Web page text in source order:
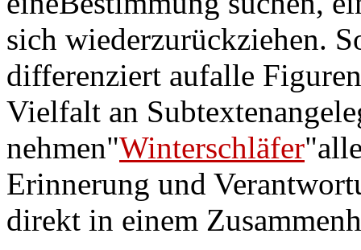
sich wiederzurückziehen.
differenziert aufalle
Vielfalt an
nehmen"Winterschläfer
Erinnerung und
direkt in einem